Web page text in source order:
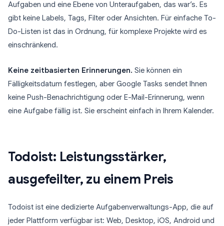
Aufgaben und eine Ebene von Unteraufgaben, das war’s. Es
gibt keine Labels, Tags, Filter oder Ansichten. Für einfache To-
Do-Listen ist das in Ordnung, für komplexe Projekte wird es
einschränkend.
Keine zeitbasierten Erinnerungen. Sie können ein
Fälligkeitsdatum festlegen, aber Google Tasks sendet Ihnen
keine Push-Benachrichtigung oder E-Mail-Erinnerung, wenn
eine Aufgabe fällig ist. Sie erscheint einfach in Ihrem Kalender.
Todoist: Leistungsstärker,
ausgefeilter, zu einem Preis
Todoist ist eine dedizierte Aufgabenverwaltungs-App, die auf
jeder Plattform verfügbar ist: Web, Desktop, iOS, Android und